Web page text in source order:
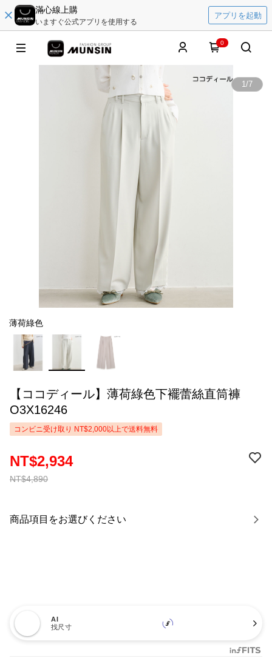
滿心線上購
いますぐ公式アプリを使用する
アプリを起動
0
1/7
薄荷綠色
【ココディール】薄荷綠色下襬蕾絲直筒褲
O3X16246
コンビニ受け取り NT$2,000以上で送料無料
NT$4,890
NT$2,934
商品項目をお選びください
AI
找尺寸